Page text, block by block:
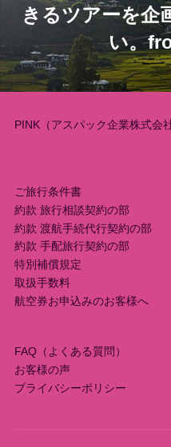
ー
シ
ョ
きるツアーを企
い。
PINK（アスパック企業株式会社
ご旅行条件書
約款 旅行相談契約の部
約款 渡航手続代行契約の部
約款 手配旅行契約の部
特別補償規定
取扱手数料
航空券お申込みのお客様へ
FAQ（よくある質問）
お客様の声
プライバシーポリシー